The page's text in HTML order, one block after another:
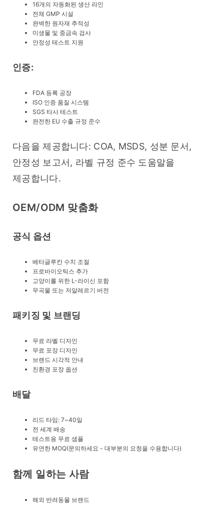
16개의 자동화된 생산 라인
전체 GMP 시설
완벽한 원자재 추적성
미생물 및 중금속 검사
안정성 테스트 지원
인증:
FDA 등록 공장
ISO 인증 품질 시스템
SGS 타사 테스트
완전한 EU 수출 규정 준수
다음을 제공합니다: COA, MSDS, 성분 문서,
안정성 보고서, 라벨 규정 준수 도움말을
제공합니다.
OEM/ODM 맞춤화
공식 옵션
베타글루칸 수치 조절
프로바이오틱스 추가
고양이를 위한 L-라이신 포함
무곡물 또는 저알레르기 버전
패키징 및 브랜딩
무료 라벨 디자인
무료 포장 디자인
브랜드 시각적 안내
친환경 포장 옵션
배달
리드 타임: 7~40일
전 세계 배송
테스트용 무료 샘플
유연한 MOQ(문의하세요 - 대부분의 요청을 수용합니다)
함께 일하는 사람
해외 반려동물 브랜드